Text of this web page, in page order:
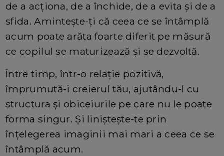
de a acționa, de a închide, de a evita și de a
sfida. Aminteşte-ţi că ceea ce se întâmplă
acum poate arăta foarte diferit pe măsură
ce copilul se maturizează și se dezvoltă.
Între timp, într-o relație pozitivă,
împrumută-i creierul tău, ajutându-l cu
structura și obiceiurile pe care nu le poate
forma singur. Și liniștește-te prin
înțelegerea imaginii mai mari a ceea ce se
întâmplă acum.